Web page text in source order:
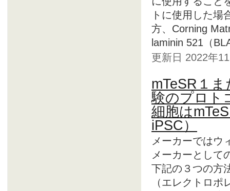
トに使用した場
方、Corning
laminin 521（
更新日 2022年
mTeSR１
験のプロト
細胞は
iPSC）
メーカーではウ
メーカーとして
下記の３つの方
（エレクトロ